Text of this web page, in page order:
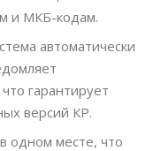
и МКБ-кодам.
автоматически
гарантирует
версий КР.
одном месте, что